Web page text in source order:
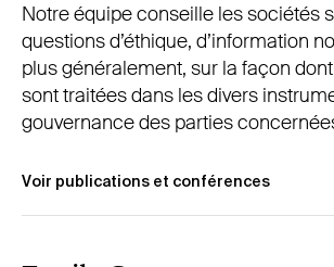
Notre équipe conseille les sociétés
questions d’éthique, d’information
plus généralement, sur la façon
sont traitées dans les divers
gouvernance des parties
Voir publications et conférences